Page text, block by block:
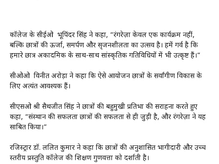
कॉलेज के सीईओ भूपिंदर सिंह ने कहा, “रंगरेज़ा केवल एक कार्यक्रम नहीं,
बल्कि छात्रों की ऊर्जा, समर्पण और सृजनशीलता का उत्सव है। हमें गर्व है कि
हमारे छात्र अकादमिक के साथ-साथ सांस्कृतिक गतिविधियों में भी उत्कृष्ट हैं।”
सीओओ विनीत अरोड़ा ने कहा कि ऐसे आयोजन छात्रों के सर्वांगीण विकास के
लिए अत्यंत आवश्यक हैं।
सीएसओ श्री सैथजीत सिंह ने छात्रों की बहुमुखी प्रतिभा की सराहना करते हुए
कहा, “संस्थान की सफलता छात्रों की सफलता से ही जुड़ी है, और रंगरेज़ा ने यह
साबित किया।”
रजिस्ट्रार डॉ. ललित कुमार ने कहा कि छात्रों की अनुशासित भागीदारी और उच्च
स्तरीय प्रस्तुति कॉलेज की शिक्षण गुणवत्ता को दर्शाती है।